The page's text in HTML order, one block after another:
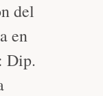
del
en
Dip.